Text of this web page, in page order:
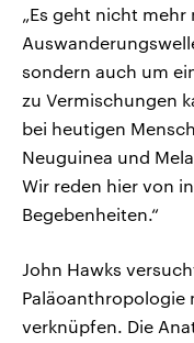
„Es geht nicht mehr
sondern auch um
zu Vermischungen
bei heutigen
Neuguinea und
Wir reden hier von
Begebenheiten.“
John Hawks
Paläoanthropologie
verknüpfen. Die